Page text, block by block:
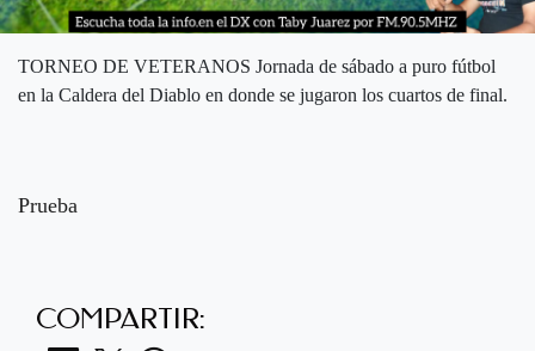
TORNEO DE VETERANOS Jornada de sábado a puro fútbol
en la Caldera del Diablo en donde se jugaron los cuartos de final.
Prueba
COMPARTIR: